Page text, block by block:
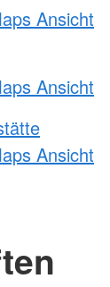
Ansicht
Ansicht
Ansicht